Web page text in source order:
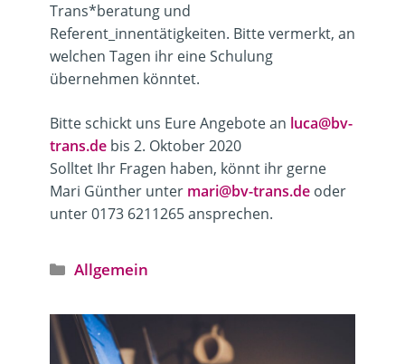
Trans*beratung und
Referent_innentätigkeiten. Bitte vermerkt, an
welchen Tagen ihr eine Schulung
übernehmen könntet.
Bitte schickt uns Eure Angebote an luca@bv-
trans.de bis 2. Oktober 2020
Solltet Ihr Fragen haben, könnt ihr gerne
Mari Günther unter mari@bv-trans.de oder
unter 0173 6211265 ansprechen.
Kategorien
Allgemein